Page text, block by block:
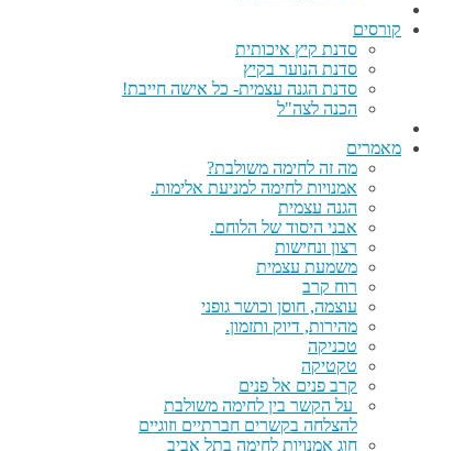
קורסים
סדנת קיץ איכותית
סדנת הנוער בקיץ
סדנת הגנה עצמית- כל אישה חייבת!
הכנה לצה"ל
מאמרים
מה זה לחימה משולבת?
אמנויות לחימה למניעת אלימות.
הגנה עצמית
אבני היסוד של הלוחם.
רצון ונחישות
משמעת עצמית
רוח קרב
עוצמה, חוסן וכושר גופני
מהירות, דיוק ותזמון.
טכניקה
טקטיקה
קרב פנים אל פנים
על הקשר בין לחימה משולבת
להצלחה בקשרים חברתיים וזוגיים
חוג אמנויות לחימה בתל אביב